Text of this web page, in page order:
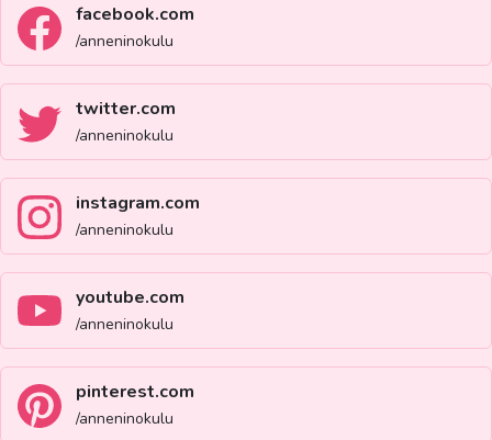
facebook.com
/anneninokulu
twitter.com
/anneninokulu
instagram.com
/anneninokulu
youtube.com
/anneninokulu
pinterest.com
/anneninokulu